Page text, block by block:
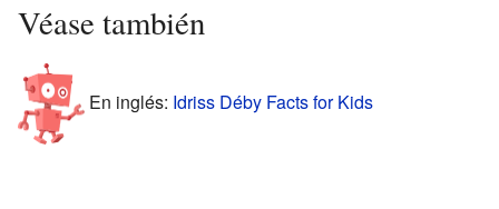
Véase también
En inglés: Idriss Déby Facts for Kids